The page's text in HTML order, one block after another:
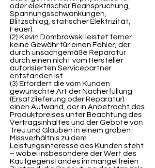
oder elektrischer Beanspruchung,
Spannungsschwankungen,
Blitzschlag, statischer Elektrizität,
Feuer).
(2) Kevin Dombrowski leistet ferner
keine Gewähr für einen Fehler, der
durch unsachgemäße Reparatur
durch einen nicht vom Hersteller
autorisierten Servicepartner
entstanden ist.
(3) Erfordert die vom Kunden
gewünschte Art der Nacherfüllung
(Ersatzlieferung oder Reparatur)
einen Aufwand, der in Anbetracht des
Produktpreises unter Beachtung des
Vertragsinhaltes und der Gebote von
Treu und Glauben in einem groben
Missverhältnis zu dem
Leistungsinteresse des Kunden steht
– wobei insbesondere der Wert des
Kaufgegenstandes im mangelfreien